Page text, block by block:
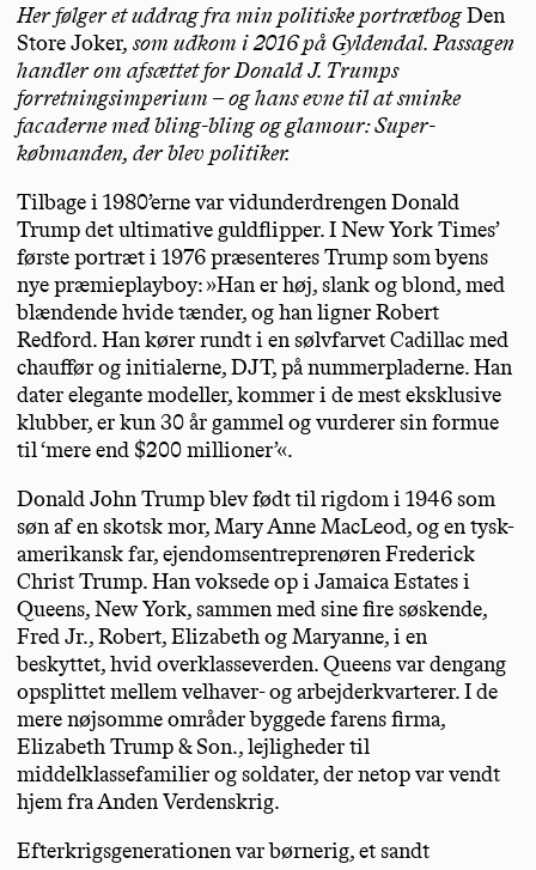
Her følger et uddrag fra min politiske portrætbogDen
Store Joker, som udkom i 2016 på Gyldendal. Passagen
handler om afsættet for Donald J. Trumps
forretningsimperium – og hans evne til at sminke
facaderne med bling-bling og glamour: Super-
købmanden, der blev politiker.
Tilbage i 1980’erne var vidunderdrengen Donald
Trump det ultimative guldflipper. I New York Times’
første portræt i 1976 præsenteres Trump som byens
nye præmieplayboy: »Han er høj, slank og blond, med
blændende hvide tænder, og han ligner Robert
Redford. Han kører rundt i en sølvfarvet Cadillac med
chauffør og initialerne, DJT, på nummerpladerne. Han
dater elegante modeller, kommer i de mest eksklusive
klubber, er kun 30 år gammel og vurderer sin formue
til ‘mere end $200 millioner’«.
Donald John Trump blev født til rigdom i 1946 som
søn af en skotsk mor, Mary Anne MacLeod, og en tysk-
amerikansk far, ejendomsentreprenøren Frederick
Christ Trump. Han voksede op i Jamaica Estates i
Queens, New York, sammen med sine fire søskende,
Fred Jr., Robert, Elizabeth og Maryanne, i en
beskyttet, hvid overklasseverden. Queens var dengang
opsplittet mellem velhaver- og arbejderkvarterer. I de
mere nøjsomme områder byggede farens firma,
Elizabeth Trump & Son., lejligheder til
middelklassefamilier og soldater, der netop var vendt
hjem fra Anden Verdenskrig.
Efterkrigsgenerationen var børnerig, et sandt